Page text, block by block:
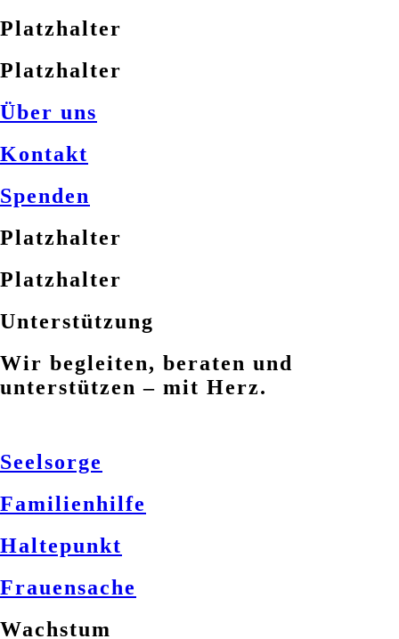
Platzhalter
Platzhalter
Über uns
Kontakt
Spenden
Platzhalter
Platzhalter
Unterstützung
Wir begleiten, beraten und
unterstützen – mit Herz.
Seelsorge
Familienhilfe
Haltepunkt
Frauensache
Wachstum